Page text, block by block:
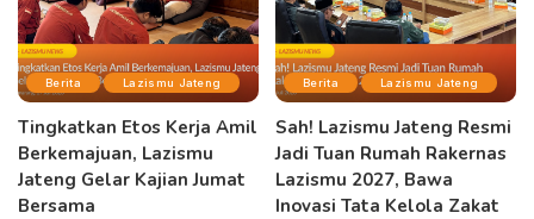
Berita Lazismu Jateng
Tingkatkan Etos Kerja Amil
Berkemajuan, Lazismu
Jateng Gelar Kajian Jumat
Bersama
Berita Lazismu Jateng
Sah! Lazismu Jateng Resmi
Jadi Tuan Rumah Rakernas
Lazismu 2027, Bawa
Inovasi Tata Kelola Zakat